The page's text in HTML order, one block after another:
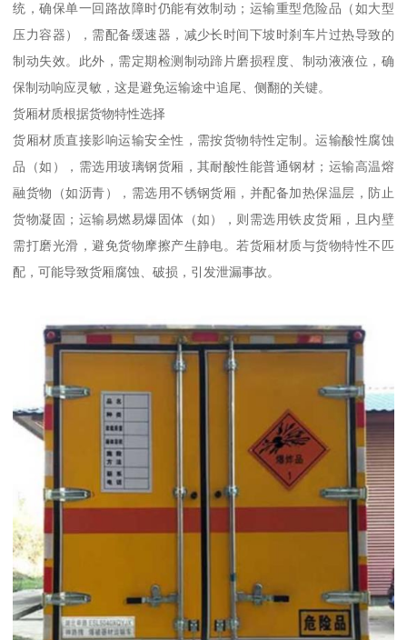
统，确保单一回路故障时仍能有效制动；运输重型危险品（如大型
压力容器），需配备缓速器，减少长时间下坡时刹车片过热导致的
制动失效。此外，需定期检测制动蹄片磨损程度、制动液液位，确
保制动响应灵敏，这是避免运输途中追尾、侧翻的关键。​
货厢材质根据货物特性选择​
货厢材质直接影响运输安全性，需按货物特性定制。运输酸性腐蚀
品（如），需选用玻璃钢货厢，其耐酸性能普通钢材；运输高温熔
融货物（如沥青），需选用不锈钢货厢，并配备加热保温层，防止
货物凝固；运输易燃易爆固体（如），则需选用铁皮货厢，且内壁
需打磨光滑，避免货物摩擦产生静电。若货厢材质与货物特性不匹
配，可能导致货厢腐蚀、破损，引发泄漏事故。​